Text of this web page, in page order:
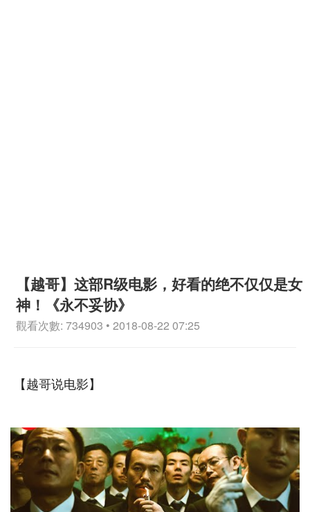
【越哥】这部R级电影，好看的绝不仅仅是女
神！《永不妥协》
觀看次數: 734903 • 2018-08-22 07:25
【越哥说电影】